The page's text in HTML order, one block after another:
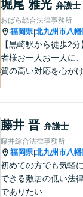
と弁護士に相談しても
かな」と思わず、遠慮
相談ください。
堀尾 雅光 弁護士
おばら総合法律事務所
福岡県|北九州市八
【黒崎駅から徒歩2
者様お一人お一人に
質の高い対応を心がけ
応可能。英語での法律
英文契約書の作成・チ
も対応可能です。
藤井 晋 弁護士
藤井綜合法律事務所
福岡県|北九州市八
初めての方でも気軽
できる敷居の低い法
でありたい